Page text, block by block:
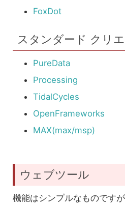
FoxDot
スタンダード クリ
PureData
Processing
TidalCycles
OpenFrameworks
MAX(max/msp)
ウェブツール
機能はシンプルなものです